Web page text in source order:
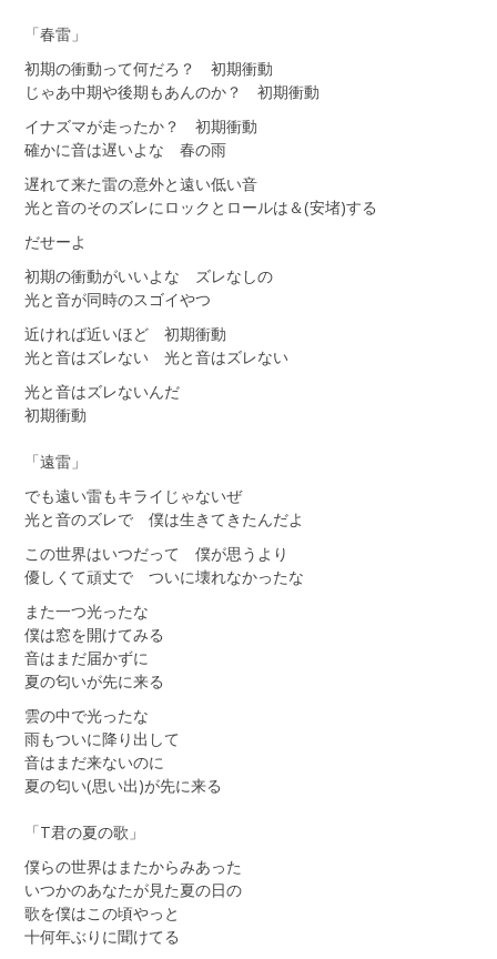
「春雷」
初期の衝動って何だろ？ 初期衝動
じゃあ中期や後期もあんのか？ 初期衝動
イナズマが走ったか？ 初期衝動
確かに音は遅いよな 春の雨
遅れて来た雷の意外と遠い低い音
光と音のそのズレにロックとロールは＆(安堵)する
だせーよ
初期の衝動がいいよな ズレなしの
光と音が同時のスゴイやつ
近ければ近いほど 初期衝動
光と音はズレない 光と音はズレない
光と音はズレないんだ
初期衝動
「遠雷」
でも遠い雷もキライじゃないぜ
光と音のズレで 僕は生きてきたんだよ
この世界はいつだって 僕が思うより
優しくて頑丈で ついに壊れなかったな
また一つ光ったな
僕は窓を開けてみる
音はまだ届かずに
夏の匂いが先に来る
雲の中で光ったな
雨もついに降り出して
音はまだ来ないのに
夏の匂い(思い出)が先に来る
「T君の夏の歌」
僕らの世界はまたからみあった
いつかのあなたが見た夏の日の
歌を僕はこの頃やっと
十何年ぶりに聞けてる